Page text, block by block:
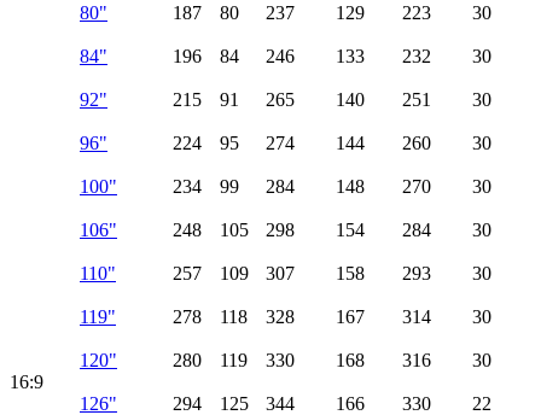
16:9
80" 187 80 237 129 223 30
84" 196 84 246 133 232 30
92" 215 91 265 140 251 30
96" 224 95 274 144 260 30
100" 234 99 284 148 270 30
106" 248 105 298 154 284 30
110" 257 109 307 158 293 30
119" 278 118 328 167 314 30
120" 280 119 330 168 316 30
126" 294 125 344 166 330 22